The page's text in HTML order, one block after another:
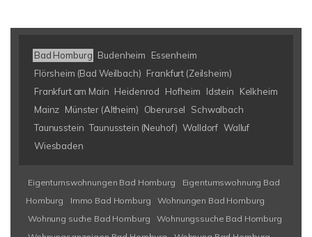
Bad Homburg Budenheim
Essenheim
Flörsheim (Bad Weilbach) Frankfurt (Zeilsheim)
Frankfurt am Main Heidenrod Hofheim Idstein
Kelkheim
Mainz Münster (Altheim) Oberursel
Schwalbach
Taunusstein Taunusstein (Neuhof) Walldorf Walluf
Wiesbaden
Eigentumswohnungen Bad Homburg
Eigentumswohnung Bad
Homburg
Immo Bad Homburg
Wohnungen Bad Homburg
Wohnung suche Bad Homburg
Wohnungssuche Bad Homburg